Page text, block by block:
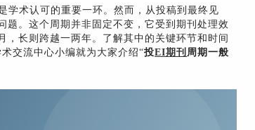
学术认可的重要一环。然而，从投稿到最终见
题。这个周期并非固定不变，它受到期刊处理效
长则跨越一两年。了解其中的关键环节和时间
交流中心小编就为大家介绍“投EI期刊 周期一般